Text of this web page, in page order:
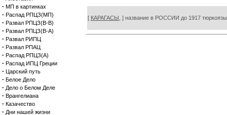
· МП в картинках
· Распад РПЦЗ(МП)
· Развал РПЦЗ(В-В)
· Развал РПЦЗ(В-А)
· Развал РИПЦ
· Развал РПАЦ
· Распад РПЦЗ(А)
· Распад ИПЦ Греции
· Царский путь
· Белое Дело
· Дело о Белом Деле
· Врангелиана
· Казачество
· Дни нашей жизни
[ КАРАГАСЫ, ] название в РОССИИ до 1917